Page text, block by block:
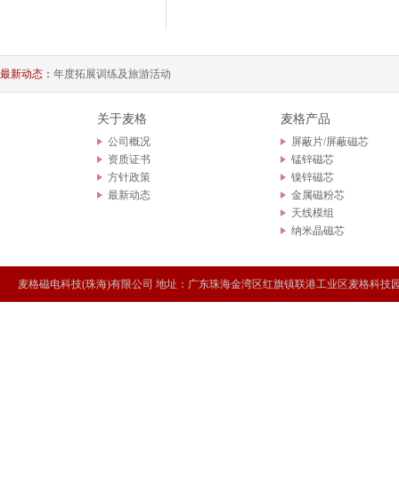
最新动态： 年度拓展训练及旅游活动
麦格科技产业园奠基仪式
2018年会庆典暨颁奖典礼
关于麦格
公司概况
资质证书
方针政策
最新动态
麦格产品
屏蔽片/屏蔽磁芯
锰锌磁芯
镍锌磁芯
金属磁粉芯
天线模组
纳米晶磁芯
麦格磁电科技(珠海)有限公司 地址：广东珠海金湾区红旗镇联港工业区麦格科技